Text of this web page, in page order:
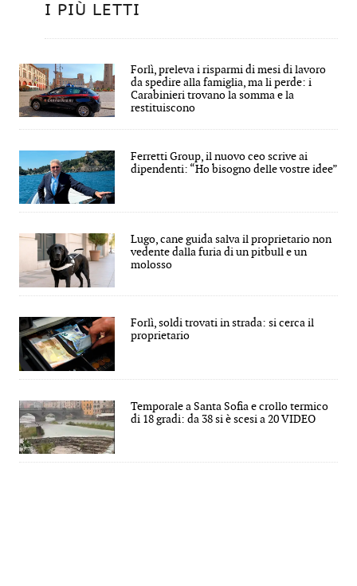
I PIÙ LETTI
Forlì, preleva i risparmi di mesi di lavoro
da spedire alla famiglia, ma li perde: i
Carabinieri trovano la somma e la
restituiscono
Ferretti Group, il nuovo ceo scrive ai
dipendenti: “Ho bisogno delle vostre idee”
Lugo, cane guida salva il proprietario non
vedente dalla furia di un pitbull e un
molosso
Forlì, soldi trovati in strada: si cerca il
proprietario
Temporale a Santa Sofia e crollo termico
di 18 gradi: da 38 si è scesi a 20 VIDEO